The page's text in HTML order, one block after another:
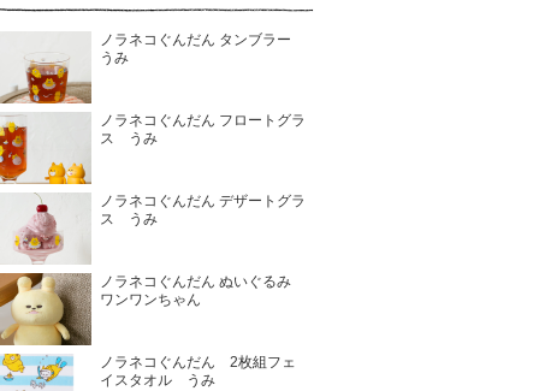
ノラネコぐんだん タンブラー
うみ
ノラネコぐんだん フロートグラ
ス うみ
ノラネコぐんだん デザートグラ
ス うみ
ノラネコぐんだん ぬいぐるみ
ワンワンちゃん
ノラネコぐんだん 2枚組フェ
イスタオル うみ